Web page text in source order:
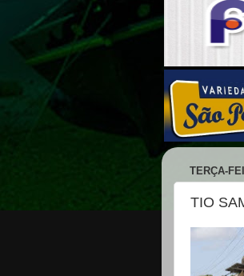
TERÇA-
TIO